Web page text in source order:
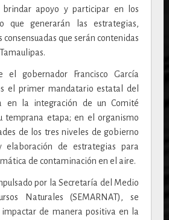
brindar apoyo y participar en los
que generarán las estrategias,
consensuadas que serán contenidas
el gobernador Francisco García
el primer mandatario estatal del
en la integración de un Comité
temprana etapa; en el organismo
de los tres niveles de gobierno
de estrategias para
de contaminación en el aire.
por la Secretaría del Medio
Naturales (SEMARNAT), se
de manera positiva en la